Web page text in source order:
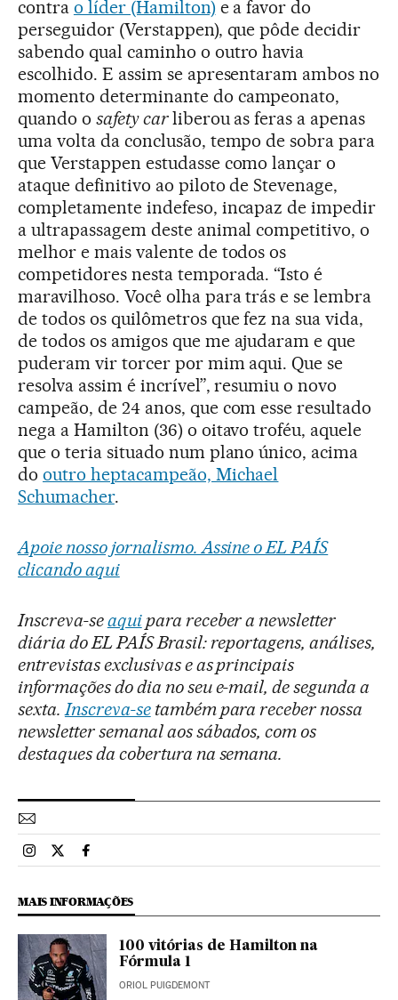
contra o líder (Hamilton) e a favor do
perseguidor (Verstappen), que pôde decidir
sabendo qual caminho o outro havia
escolhido. E assim se apresentaram ambos no
momento determinante do campeonato,
quando o safety carliberou as feras a apenas
uma volta da conclusão, tempo de sobra para
que Verstappen estudasse como lançar o
ataque definitivo ao piloto de Stevenage,
completamente indefeso, incapaz de impedir
a ultrapassagem deste animal competitivo, o
melhor e mais valente de todos os
competidores nesta temporada. “Isto é
maravilhoso. Você olha para trás e se lembra
de todos os quilômetros que fez na sua vida,
de todos os amigos que me ajudaram e que
puderam vir torcer por mim aqui. Que se
resolva assim é incrível”, resumiu o novo
campeão, de 24 anos, que com esse resultado
nega a Hamilton (36) o oitavo troféu, aquele
que o teria situado num plano único, acima
do outro heptacampeão, Michael
Schumacher.
Apoie nosso jornalismo. Assine o EL PAÍS
clicando aqui
Inscreva-seaquipara receber a newsletter
diária do EL PAÍS Brasil: reportagens, análises,
entrevistas exclusivas e as principais
informações do dia no seu e-mail, de segunda a
sexta.Inscreva-setambém para receber nossa
newsletter semanal aos sábados, com os
destaques da cobertura na semana.
Esportes El País Brasil en Instagram
Esportes El País Brasil en Twitter
Esportes El País Brasil en Facebook
MAIS INFORMAÇÕES
100 vitórias de Hamilton na
Fórmula 1
ORIOL PUIGDEMONT